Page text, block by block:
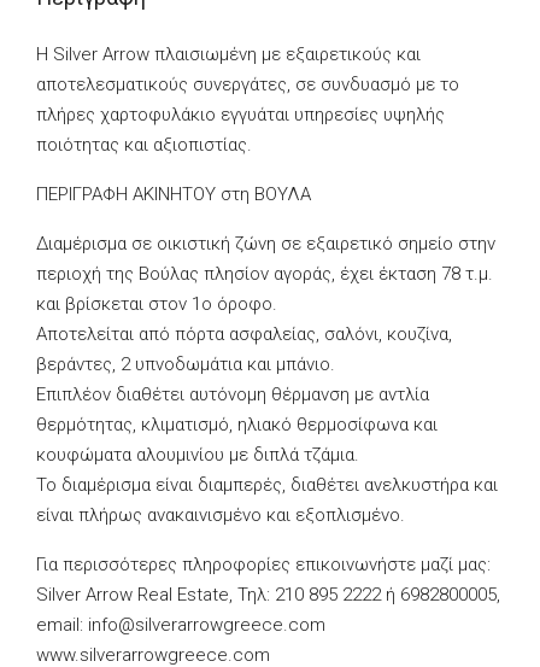
Η Silver Arrow πλαισιωμένη με εξαιρετικούς και
αποτελεσματικούς συνεργάτες, σε συνδυασμό με το
πλήρες χαρτοφυλάκιο εγγυάται υπηρεσίες υψηλής
ποιότητας και αξιοπιστίας.
ΠΕΡΙΓΡΑΦΗ ΑΚΙΝΗΤΟΥ στη ΒΟΥΛΑ
Διαμέρισμα σε οικιστική ζώνη σε εξαιρετικό σημείο στην
περιοχή της Βούλας πλησίον αγοράς, έχει έκταση 78 τ.μ.
και βρίσκεται στον 1ο όροφο.
Αποτελείται από πόρτα ασφαλείας, σαλόνι, κουζίνα,
βεράντες, 2 υπνοδωμάτια και μπάνιο.
Επιπλέον διαθέτει αυτόνομη θέρμανση με αντλία
θερμότητας, κλιματισμό, ηλιακό θερμοσίφωνα και
κουφώματα αλουμινίου με διπλά τζάμια.
Το διαμέρισμα είναι διαμπερές, διαθέτει ανελκυστήρα και
είναι πλήρως ανακαινισμένο και εξοπλισμένο.
Για περισσότερες πληροφορίες επικοινωνήστε μαζί μας:
Silver Arrow Real Estate, Τηλ: 210 895 2222 ή 6982800005,
email: info@silverarrowgreece.com
www.silverarrowgreece.com